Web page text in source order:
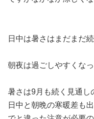
日中は暑さはまだまだ
朝夜は過ごしやすくな
暑さは9月も続く見通し
日中と朝晩の寒暖差も